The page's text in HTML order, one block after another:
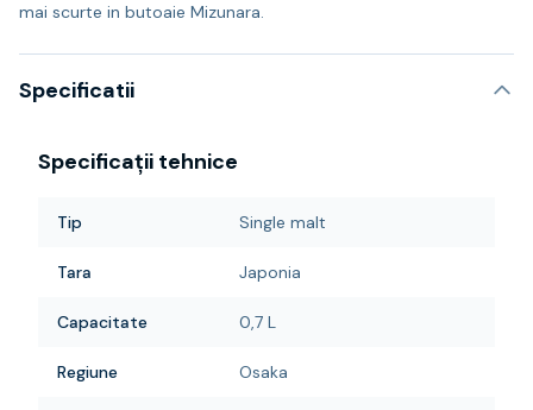
mai scurte in butoaie Mizunara.
Specificatii
Specificații tehnice
Tip Single malt
Tara Japonia
Capacitate 0,7 L
Regiune Osaka